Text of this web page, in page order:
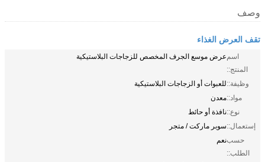
وصف
تقف العرض الغذاء
اسم
المنتج::
عرض موسع الجرف المخصص للزجاجات البلاستيكية
وظيفة::للعبوات أو الزجاجات البلاستيكية
مواد::معدن
نوع::نافذة أو حائط
إستعمال::سوبر ماركت / متجر
حسب
الطلب::
نعم